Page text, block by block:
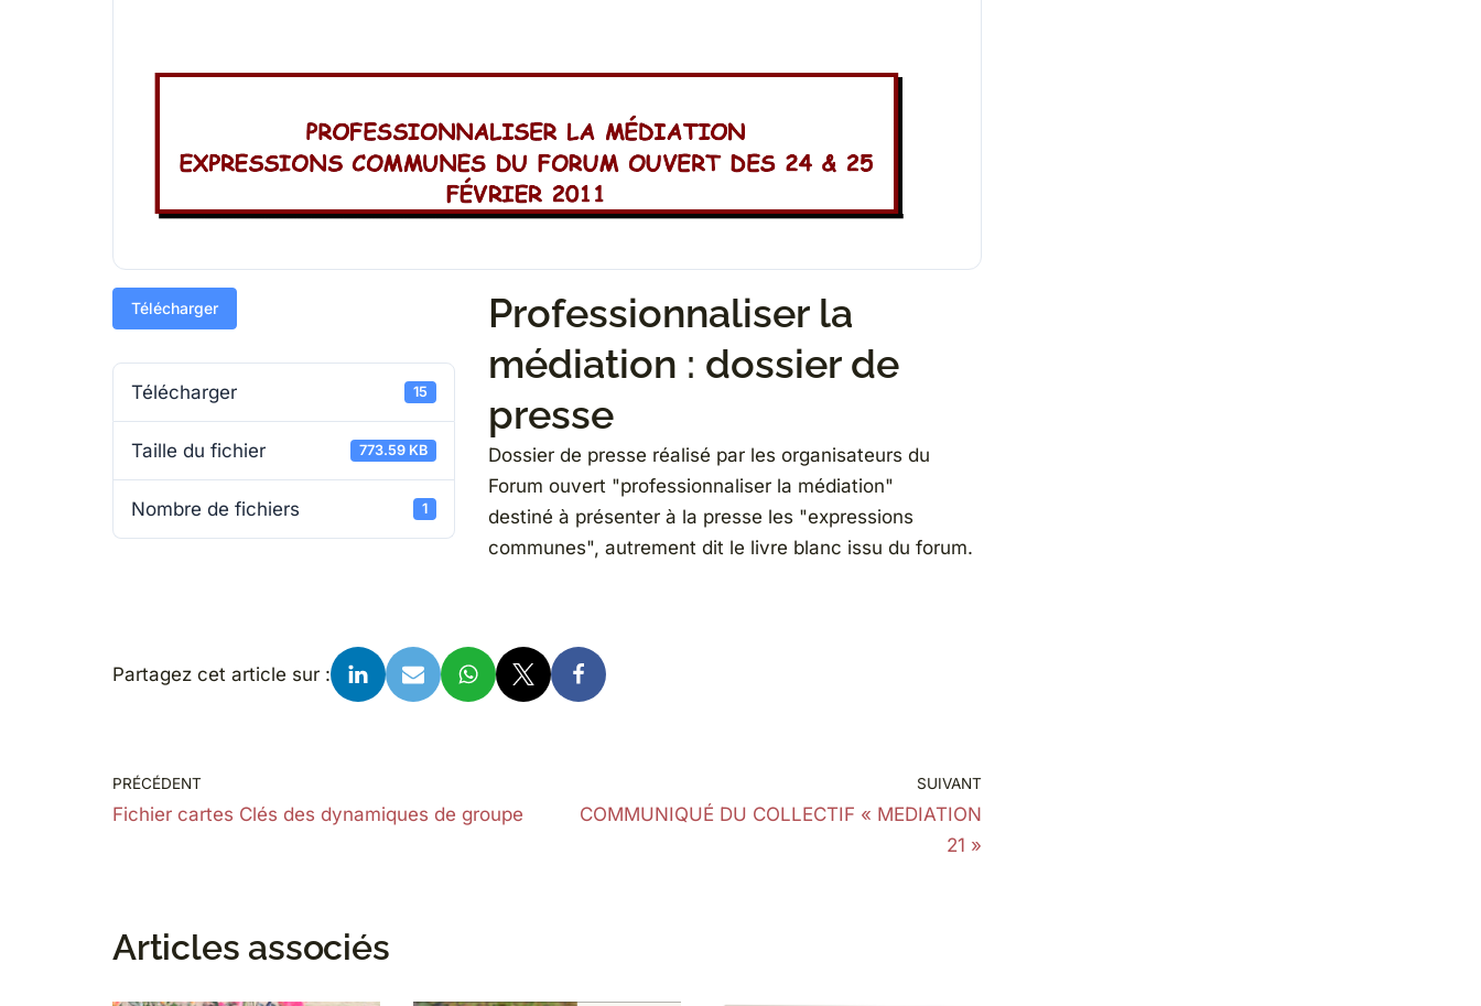
Télécharger
Télécharger 15
Taille du fichier 773.59 KB
Nombre de fichiers 1
Professionnaliser la
médiation : dossier de
presse
Dossier de presse réalisé par les organisateurs du
Forum ouvert "professionnaliser la médiation"
destiné à présenter à la presse les "expressions
communes", autrement dit le livre blanc issu du forum.
Partagez cet article sur :
PRÉCÉDENT
Fichier cartes Clés des dynamiques de groupe
SUIVANT
COMMUNIQUÉ DU COLLECTIF « MEDIATION
21 »
Articles associés